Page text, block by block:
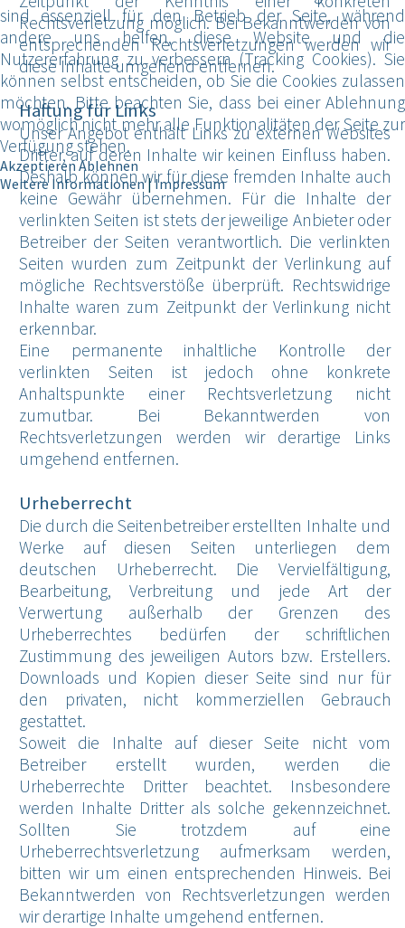
Rechtsverletzung möglich. Bei Bekanntwerden von
entsprechenden Rechtsverletzungen werden wir
diese Inhalte umgehend entfernen.
Haftung für Links
Unser Angebot enthält Links zu externen Websites
Dritter, auf deren Inhalte wir keinen Einfluss haben.
Deshalb können wir für diese fremden Inhalte auch
keine Gewähr übernehmen. Für die Inhalte der
verlinkten Seiten ist stets der jeweilige Anbieter oder
Betreiber der Seiten verantwortlich. Die verlinkten
Seiten wurden zum Zeitpunkt der Verlinkung auf
mögliche Rechtsverstöße überprüft. Rechtswidrige
Inhalte waren zum Zeitpunkt der Verlinkung nicht
erkennbar.
Eine permanente inhaltliche Kontrolle der
verlinkten Seiten ist jedoch ohne konkrete
Anhaltspunkte einer Rechtsverletzung nicht
zumutbar. Bei Bekanntwerden von
Rechtsverletzungen werden wir derartige Links
umgehend entfernen.
Urheberrecht
Die durch die Seitenbetreiber erstellten Inhalte und
Werke auf diesen Seiten unterliegen dem
deutschen Urheberrecht. Die Vervielfältigung,
Bearbeitung, Verbreitung und jede Art der
Verwertung außerhalb der Grenzen des
Urheberrechtes bedürfen der schriftlichen
Zustimmung des jeweiligen Autors bzw. Erstellers.
Downloads und Kopien dieser Seite sind nur für
den privaten, nicht kommerziellen Gebrauch
gestattet.
Soweit die Inhalte auf dieser Seite nicht vom
Betreiber erstellt wurden, werden die
Urheberrechte Dritter beachtet. Insbesondere
werden Inhalte Dritter als solche gekennzeichnet.
Sollten Sie trotzdem auf eine
Urheberrechtsverletzung aufmerksam werden,
bitten wir um einen entsprechenden Hinweis. Bei
Bekanntwerden von Rechtsverletzungen werden
wir derartige Inhalte umgehend entfernen.
sind essenziell für den Betrieb der Seite, während
andere uns helfen, diese Website und die
Nutzererfahrung zu verbessern (Tracking Cookies). Sie
können selbst entscheiden, ob Sie die Cookies zulassen
möchten. Bitte beachten Sie, dass bei einer Ablehnung
womöglich nicht mehr alle Funktionalitäten der Seite zur
Verfügung stehen.
AkzeptierenAblehnen
Weitere Informationen|Impressum